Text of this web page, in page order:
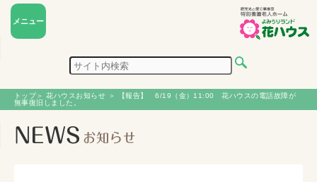
メニュー
トップ＞花ハウスお知らせ ＞ 【報告】 6/19（金）11:00 花ハウスの電話故障が
無事復旧しました。